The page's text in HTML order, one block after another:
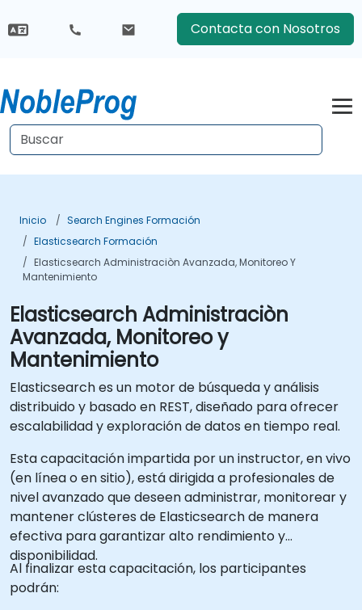
Contacta con Nosotros
Inicio
Search Engines Formación
Elasticsearch Formación
Elasticsearch Administraciòn Avanzada, Monitoreo Y
Mantenimiento
Elasticsearch Administraciòn
Avanzada, Monitoreo y
Mantenimiento
Elasticsearch es un motor de búsqueda y análisis
distribuido y basado en REST, diseñado para ofrecer
escalabilidad y exploración de datos en tiempo real.
Esta capacitación impartida por un instructor, en vivo
(en línea o en sitio), está dirigida a profesionales de
nivel avanzado que deseen administrar, monitorear y
mantener clústeres de Elasticsearch de manera
efectiva para garantizar alto rendimiento y
disponibilidad.
Al finalizar esta capacitación, los participantes
podrán: